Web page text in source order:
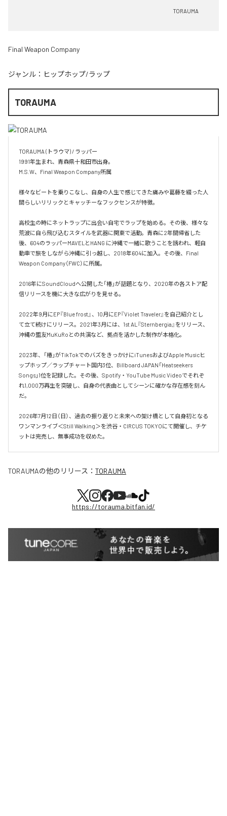
TORAUMA
Final Weapon Company
ジャンル： ヒップホップ/ラップ
TORAUMA
TORAUMA (トラウマ) / ラッパー
1991年生まれ、青森県十和田市出身。
M.S.W、Final Weapon Company所属
様々なビートを乗りこなし、自身の人生で感じてきた痛みや葛藤を綴った人
間らしいリリックとキャッチーなフックセンスが特徴。
高校生の時にネットラップに出会い自宅でラップを始める。その後、様々な
荒波に自ら飛び込むスタイルを武器に関東で活動。青森に2年間帰省した
後、604のラッパーMAVELとHANG に沖縄で一緒に歌うことを誘われ、軽自
動車で旅をしながら沖縄に引っ越し、2018年604に加入。その後、Final
Weapon Company（FWC）に所属。
2016年にSoundCloudへ公開した「椿」が話題となり、2020年の各ストア配
信リリースを機に大きな広がりを見せる。
2022年9月にEP『Blue frost』、10月にEP『Violet Traveler』を自己紹介とし
て立て続けにリリース。2021年3月には、1st AL『Sternbergia』をリリース、
沖縄の盟友MuKuRoとの共演など、拠点を活かした制作が本格化。
2023年、「椿」がTikTokでのバズをきっかけにiTunesおよびApple Musicヒ
ップホップ／ラップチャート国内3位、Billboard JAPAN「Heatseekers
Songs」1位を記録した。その後、Spotify・YouTube Music Videoでそれぞ
れ1,000万再生を突破し、自身の代表曲としてシーンに確かな存在感を刻ん
だ。
2026年7月12日（日）、過去の振り返りと未来への架け橋として自身初となる
ワンマンライブ＜Still Walking＞を渋谷・CIRCUS TOKYOにて開催し、チケ
ットは完売し、無事成功を収めた。
TORAUMAの他のリリース： TORAUMA
https://torauma.bitfan.id/